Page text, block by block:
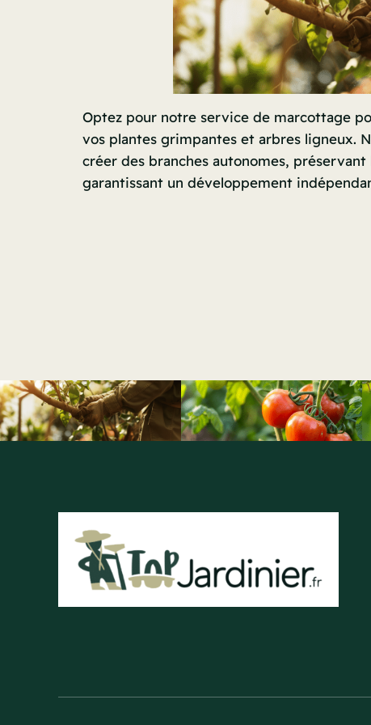
Optez pour notre service de marcottage
vos plantes grimpantes et arbres ligneux.
créer des branches autonomes,
garantissant un développement